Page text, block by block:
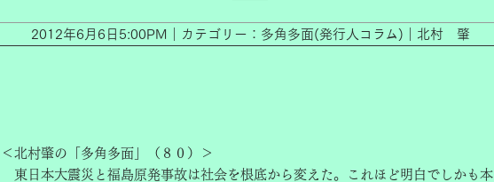
2012年6月6日5:00PM｜カテゴリー：多角多面(発行人コラム)｜北村 肇
＜北村肇の「多角多面」（８０）＞
東日本大震災と福島原発事故は社会を根底から変えた。これほど明白でしかも本